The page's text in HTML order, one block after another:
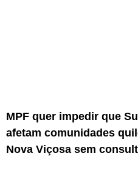
MPF quer impedir que
afetam comunidades
Nova Viçosa sem